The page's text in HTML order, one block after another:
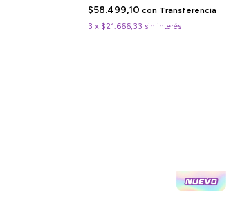
$58.499,10 con Transferencia
3 x $21.666,33 sin interés